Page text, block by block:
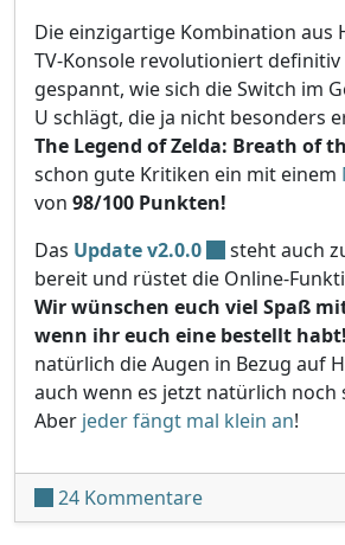
Die einzigartige Kombination aus
TV-Konsole revolutioniert
gespannt, wie sich die Switch im
U schlägt, die ja nicht besonders
The Legend of Zelda: Breath of
schon gute Kritiken ein mit einem
von 98/100 Punkten!
Das Update v2.0.0
steht auch
bereit und rüstet die Online-
Wir wünschen euch viel Spaß
wenn ihr euch eine bestellt habt!
natürlich die Augen in Bezug auf
auch wenn es jetzt natürlich noch
Aber jeder fängt mal klein an!
24 Kommentarezu Nintendo